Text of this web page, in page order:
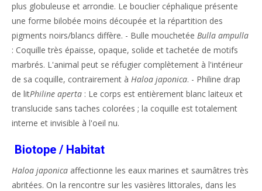
plus globuleuse et arrondie. Le bouclier céphalique présente
une forme bilobée moins découpée et la répartition des
pigments noirs/blancs diffère. - Bulle mouchetée Bulla ampulla
: Coquille très épaisse, opaque, solide et tachetée de motifs
marbrés. L'animal peut se réfugier complètement à l'intérieur
de sa coquille, contrairement à Haloa japonica. - Philine drap
de litPhiline aperta : Le corps est entièrement blanc laiteux et
translucide sans taches colorées ; la coquille est totalement
interne et invisible à l'oeil nu.
Biotope / Habitat
Haloa japonica affectionne les eaux marines et saumâtres très
abritées. On la rencontre sur les vasières littorales, dans les